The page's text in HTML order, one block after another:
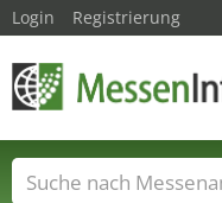
Login Registrierung